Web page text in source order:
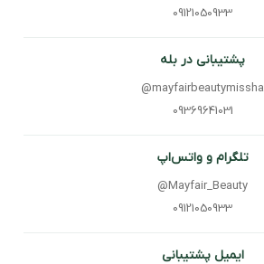
09121050933
پشتیبانی در بله
@mayfairbeautymissha
09369641031
تلگرام و واتس‌اپ
@Mayfair_Beauty
09121050933
ایمیل پشتیبانی